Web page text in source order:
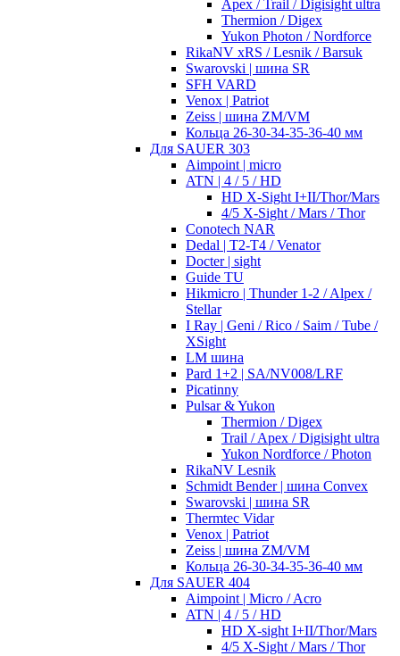
Apex / Trail / Digisight ultra
Thermion / Digex
Yukon Photon / Nordforce
RikaNV xRS / Lesnik / Barsuk
Swarovski | шина SR
SFH VARD
Venox | Patriot
Zeiss | шина ZM/VM
Кольца 26-30-34-35-36-40 мм
Для SAUER 303
Aimpoint | micro
ATN | 4 / 5 / HD
HD X-Sight I+II/Thor/Mars
4/5 X-Sight / Mars / Thor
Conotech NAR
Dedal | T2-T4 / Venator
Docter | sight
Guide TU
Hikmicro | Thunder 1-2 / Alpex /
Stellar
I Ray | Geni / Rico / Saim / Tube /
XSight
LM шина
Pard 1+2 | SA/NV008/LRF
Picatinny
Pulsar & Yukon
Thermion / Digex
Trail / Apex / Digisight ultra
Yukon Nordforce / Photon
RikaNV Lesnik
Schmidt Bender | шина Convex
Swarovski | шина SR
Thermtec Vidar
Venox | Patriot
Zeiss | шина ZM/VM
Кольца 26-30-34-35-36-40 мм
Для SAUER 404
Aimpoint | Micro / Acro
ATN | 4 / 5 / HD
HD X-sight I+II/Thor/Mars
4/5 X-Sight / Mars / Thor